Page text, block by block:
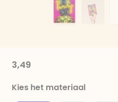
3,49
Kies het materiaal